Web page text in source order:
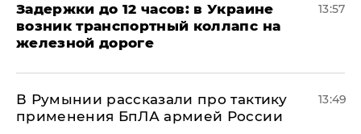
Задержки до 12 часов: в Украине
возник транспортный коллапс на
железной дороге
13:57
В Румынии рассказали про тактику
применения БпЛА армией России
13:49